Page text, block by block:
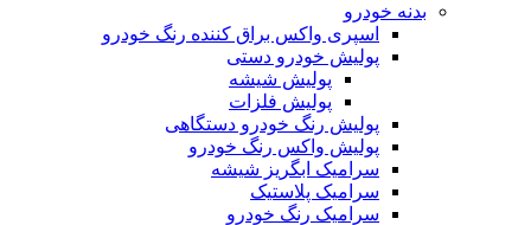
بدنه خودرو
اسپری واکس براق کننده رنگ خودرو
پولیش خودرو دستی
پولیش شیشه
پولیش فلزات
پولیش رنگ خودرو دستگاهی
پولیش واکس رنگ خودرو
سرامیک ابگریز شیشه
سرامیک پلاستیک
سرامیک رنگ خودرو